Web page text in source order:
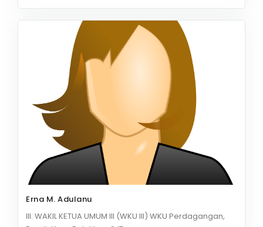
Erna M. Adulanu
III. WAKIL KETUA UMUM III (WKU III) WKU Perdagangan,